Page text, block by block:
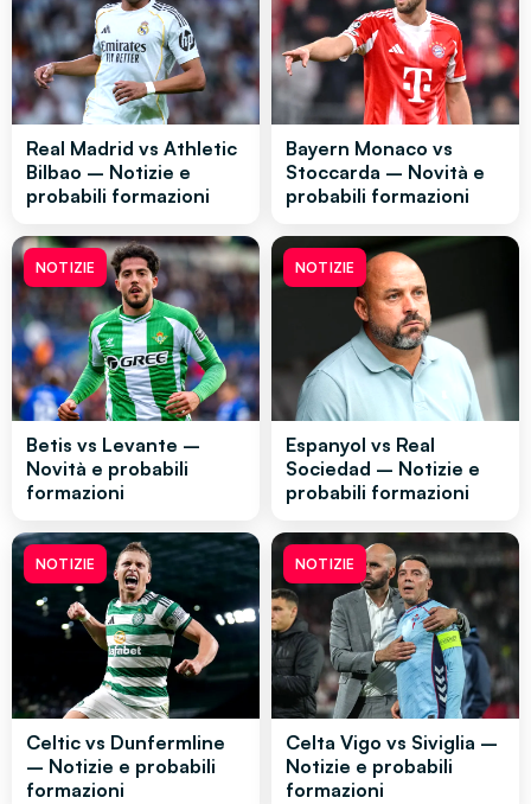
Real Madrid vs Athletic
Bilbao – Notizie e
probabili formazioni
Bayern Monaco vs
Stoccarda – Novità e
probabili formazioni
NOTIZIE
Betis vs Levante –
Novità e probabili
formazioni
NOTIZIE
Espanyol vs Real
Sociedad – Notizie e
probabili formazioni
NOTIZIE
Celtic vs Dunfermline
– Notizie e probabili
formazioni
NOTIZIE
Celta Vigo vs Siviglia –
Notizie e probabili
formazioni